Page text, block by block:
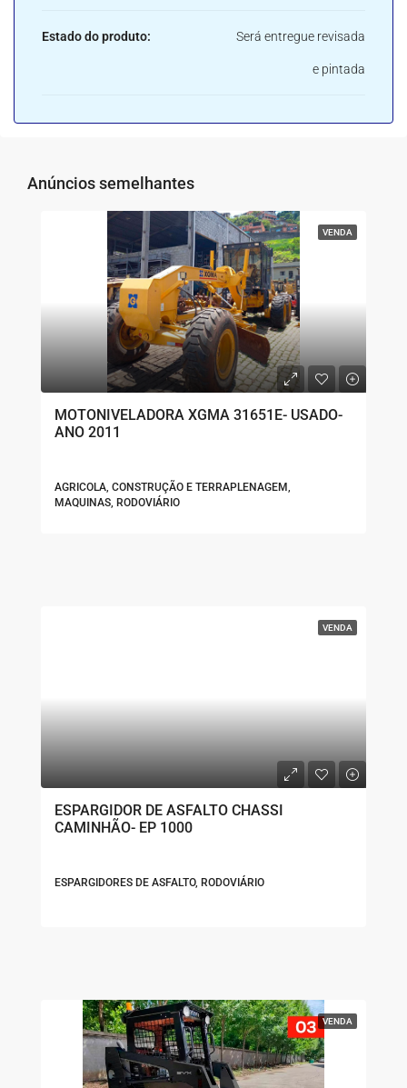
Estado do produto: Será entregue revisada
e pintada
Anúncios semelhantes
VENDA
MOTONIVELADORA XGMA 31651E- USADO-
ANO 2011
AGRICOLA, CONSTRUÇÃO E TERRAPLENAGEM,
MAQUINAS, RODOVIÁRIO
VENDA
ESPARGIDOR DE ASFALTO CHASSI
CAMINHÃO- EP 1000
ESPARGIDORES DE ASFALTO, RODOVIÁRIO
VENDA